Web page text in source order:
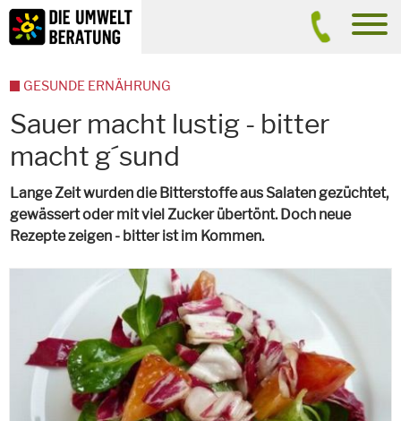
Inhalt
Suche
Sauer macht lustig - bitter
macht g´sund
Lange Zeit wurden die Bitterstoffe aus Salaten gezüchtet,
gewässert oder mit viel Zucker übertönt. Doch neue
Rezepte zeigen - bitter ist im Kommen.
GESUNDE ERNÄHRUNG